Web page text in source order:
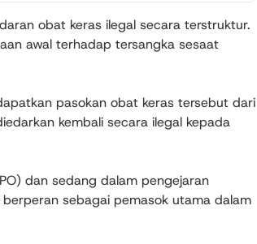
obat keras ilegal secara terstruktur.
awal terhadap tersangka sesaat
pasokan obat keras tersebut dari
kembali secara ilegal kepada
dan sedang dalam pengejaran
berperan sebagai pemasok utama dalam